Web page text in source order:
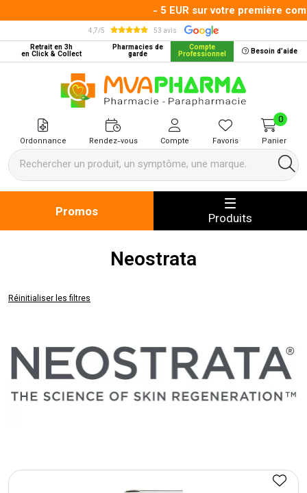
- 5 EUR sur votre première
4,7/5
53 avis
Retrait en 3h
en Click & Collect
Pharmacies de
garde
Compte
Professionnel Besoin d’aide
MVA Pharma Votre pharmacie
Ordonnance Rendez-vous Compte Favoris Panier
0
Promos Produits
Neostrata
Réinitialiser les filtres